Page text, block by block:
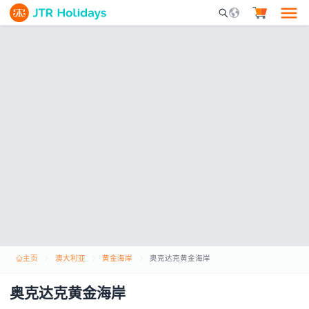
Mobile Search
主页 澳大利亚 黄金海岸 奥克达克黄金海岸
奥克达克黄金海岸